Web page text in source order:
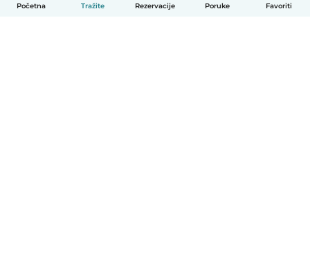
Početna Tražite Rezervacije Poruke Favoriti